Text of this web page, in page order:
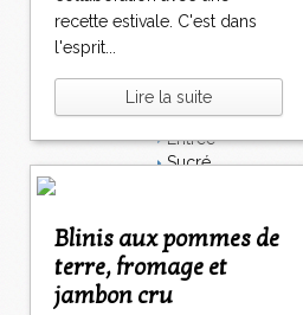
recette estivale. C'est dans
l'esprit...
Lire la suite
Blinis aux pommes de
terre, fromage et
jambon cru
l
Plat
Bavardages
Entrée
Sucré
Fromage
Italie
Viande
Tarte